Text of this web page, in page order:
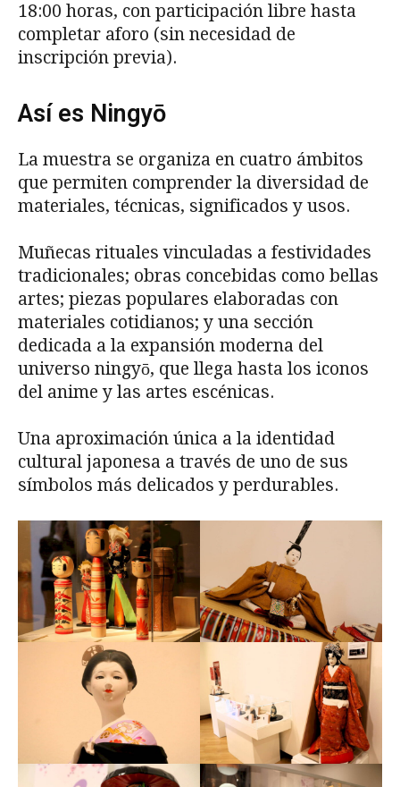
18:00 horas, con participación libre hasta
completar aforo (sin necesidad de
inscripción previa).
Así es Ningyō
La muestra se organiza en cuatro ámbitos
que permiten comprender la diversidad de
materiales, técnicas, significados y usos.
Muñecas rituales vinculadas a festividades
tradicionales; obras concebidas como bellas
artes; piezas populares elaboradas con
materiales cotidianos; y una sección
dedicada a la expansión moderna del
universo ningyō, que llega hasta los iconos
del anime y las artes escénicas.
Una aproximación única a la identidad
cultural japonesa a través de uno de sus
símbolos más delicados y perdurables.